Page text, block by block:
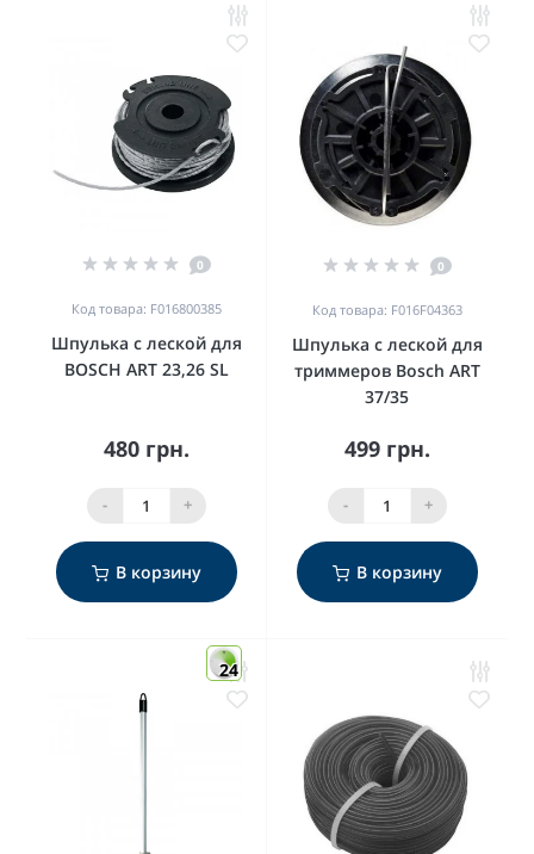
0
Код товара: F016800385
Шпулька с леской для
BOSCH ART 23,26 SL
480 грн.
- +
В корзину
0
Код товара: F016F04363
Шпулька с леской для
триммеров Bosch ART
37/35
499 грн.
- +
В корзину
24